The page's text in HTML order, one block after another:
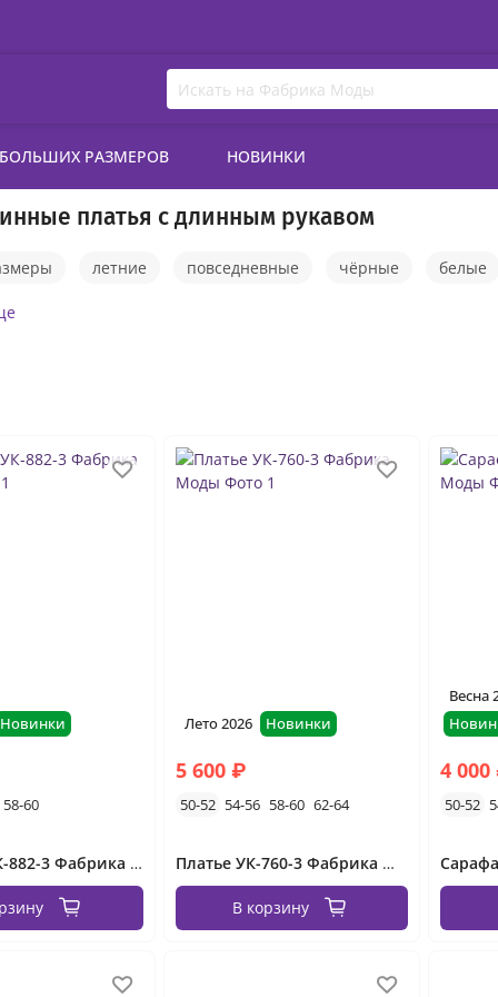
РАЗМЕРОВ НОВИНКИ
платья с длинным рукавом
летние повседневные чёрные
белые
Новинки
58-60
Сарафан УК-882-3 Фабрика Моды
Лето 2026 Новинки
5 600 ₽
50-52 54-56 58-60 62-64
Платье УК-760-3 Фабрика Моды
В корзину
Весна
4
50-52